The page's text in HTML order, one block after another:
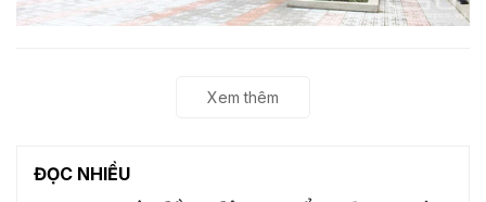
Xem thêm
ĐỌC NHIỀU